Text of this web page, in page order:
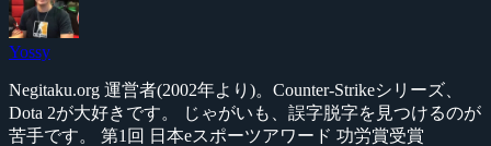
Yossy
Negitaku.org 運営者(2002年より)。Counter-Strikeシリーズ、
Dota 2が大好きです。 じゃがいも、誤字脱字を見つけるのが
苦手です。 第1回 日本eスポーツアワード 功労賞受賞